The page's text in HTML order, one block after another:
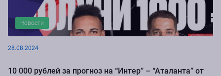
Новости
28.08.2024
10 000 рублей за прогноз на “Интер” – “Аталанта” от